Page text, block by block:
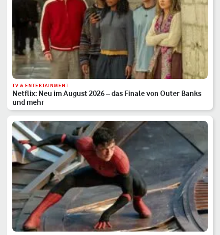
TV & ENTERTAINMENT
Netflix: Neu im August 2026 – das Finale von Outer Banks
und mehr